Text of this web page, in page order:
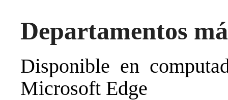
Departamentos
Disponible en
Microsoft Edge